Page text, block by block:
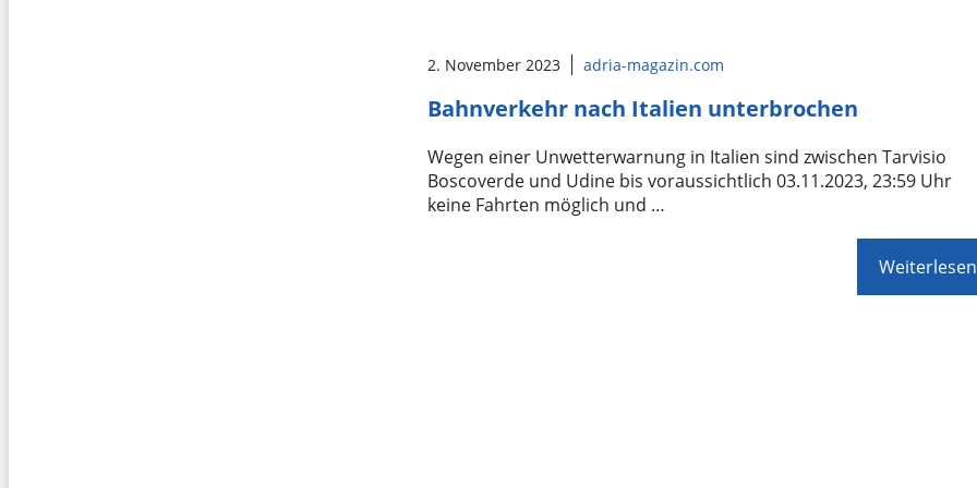
2. November 2023 adria-magazin.com
Bahnverkehr nach Italien unterbrochen
Wegen einer Unwetterwarnung in Italien sind zwischen Tarvisio
Boscoverde und Udine bis voraussichtlich 03.11.2023, 23:59 Uhr
keine Fahrten möglich und …
Weiterlesen